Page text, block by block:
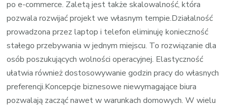
po e-commerce. Zaletą jest także skalowalność, która
pozwala rozwijać projekt we własnym tempie.Działalność
prowadzona przez laptop i telefon eliminuję konieczność
stałego przebywania w jednym miejscu. To rozwiązanie dla
osób poszukujących wolności operacyjnej. Elastyczność
ułatwia również dostosowywanie godzin pracy do własnych
preferencji.Koncepcje biznesowe niewymagające biura
pozwalają zacząć nawet w warunkach domowych. W wielu